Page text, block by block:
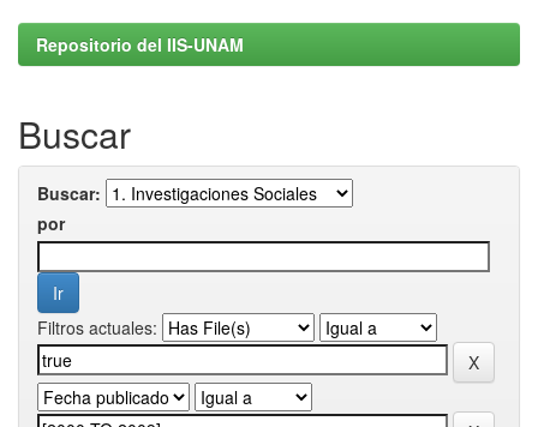
Repositorio del IIS-UNAM
Buscar
Buscar:
por
Filtros actuales: